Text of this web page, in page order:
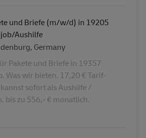
und Briefe (m/w/d) in 19205
Aushilfe
Germany
Pakete und Briefe in 19357
Was wir bieten. 17,20 € Tarif-
sofort als Aushilfe /
bis zu 556,- € monatlich.